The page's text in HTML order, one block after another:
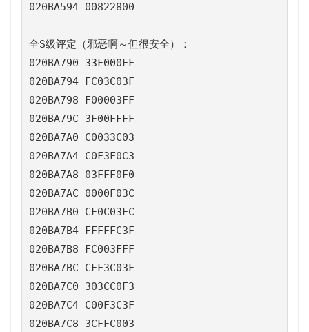
020BA594 00822800
全S级评定（邪恶啊～但很安全）：
020BA790 33F000FF
020BA794 FC03C03F
020BA798 F00003FF
020BA79C 3F00FFFF
020BA7A0 C0033C03
020BA7A4 C0F3F0C3
020BA7A8 03FFF0F0
020BA7AC 0000F03C
020BA7B0 CF0C03FC
020BA7B4 FFFFFC3F
020BA7B8 FC003FFF
020BA7BC CFF3C03F
020BA7C0 303CC0F3
020BA7C4 C00F3C3F
020BA7C8 3CFFC003